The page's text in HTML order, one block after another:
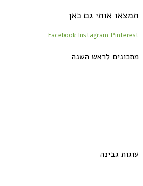
תמצאו אותי גם כאן
Facebook Instagram Pinterest
מתכונים לראש השנה
עוגות גבינה